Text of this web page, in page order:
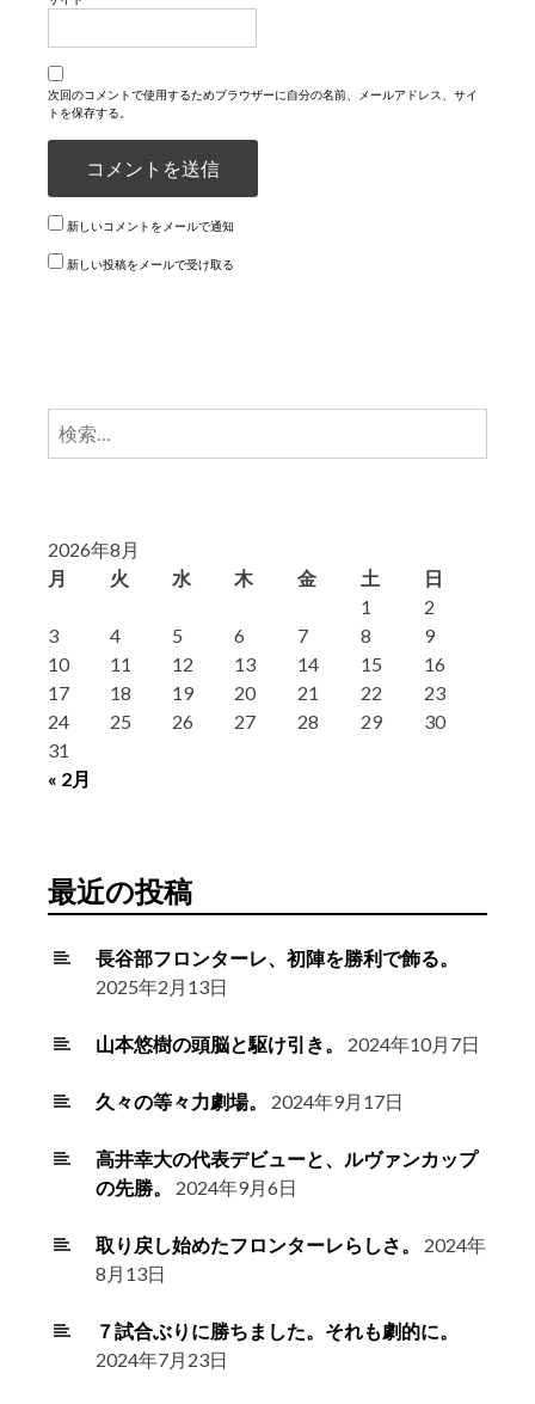
次回のコメントで使用するためブラウザーに自分の名前、メールアドレス、サイ
トを保存する。
新しいコメントをメールで通知
新しい投稿をメールで受け取る
検
2026年8月
月
火 水 木 金 土 日
« 2月
1
2
3
4 5 6 7 8
9
10
11 12 13 14 15
16
17
18 19 20 21 22
23
24
25 26 27 28 29
30
31
最近の投稿
長谷部フロンターレ、初陣を勝利で飾る。
2025年2月13日
山本悠樹の頭脳と駆け引き。 2024年10月7日
久々の等々力劇場。 2024年9月17日
高井幸大の代表デビューと、ルヴァンカップ
の先勝。
2024年9月6日
取り戻し始めたフロンターレらしさ。
2024年
8月13日
７試合ぶりに勝ちました。それも劇的に。
2024年7月23日